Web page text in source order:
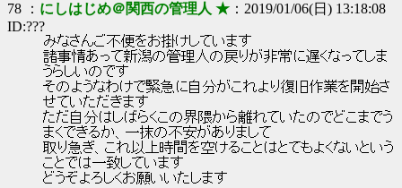
78 ： にしはじめ＠関西の管理人 ★ ：2019/01/06(日) 13:18:08
ID:???
みなさんご不便をお掛けしています
諸事情あって新潟の管理人の戻りが非常に遅くなってしま
うらしいのです
そのようなわけで緊急に自分がこれより復旧作業を開始さ
せていただきます
ただ自分はしばらくこの界隈から離れていたのでどこまでう
まくできるか、一抹の不安がありまして
取り急ぎ、これ以上時間を空けることはとてもよくないという
ことでは一致しています
どうぞよろしくお願いいたします